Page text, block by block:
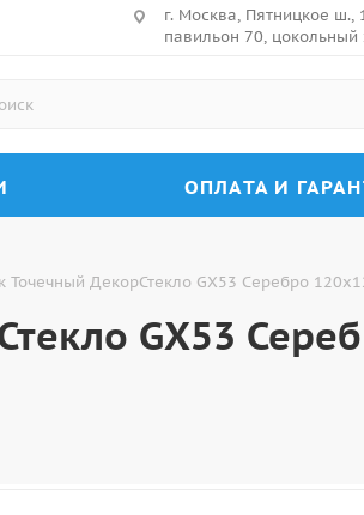
г. Москва, Пятницкое
павильон 70, цокольный
ОПЛАТА И
Точечный ДекорСтекло GX53 Серебро
GX53